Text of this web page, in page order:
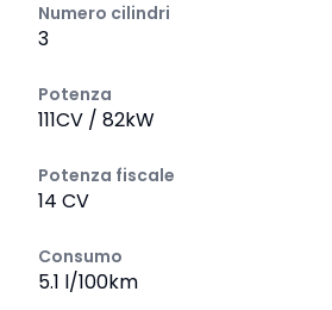
Numero cilindri
3
Potenza
111CV / 82kW
Potenza fiscale
14 CV
Consumo
5.1 l/100km